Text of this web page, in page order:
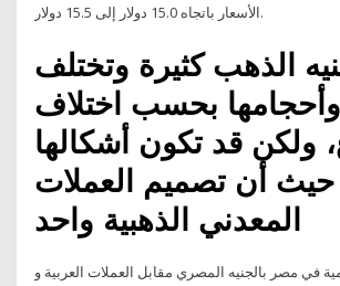
الأسعار باتجاه 15.0 دولار إلى 15.5 دولار.
الذهب كثيرة وتختلف
وأحجامها بحسب اختلاف
ولكن قد تكون أشكالها
حيث أن تصميم العملات
المعدني الذهبية واحد
في مصر بالجنيه المصري مقابل العملات العربية و